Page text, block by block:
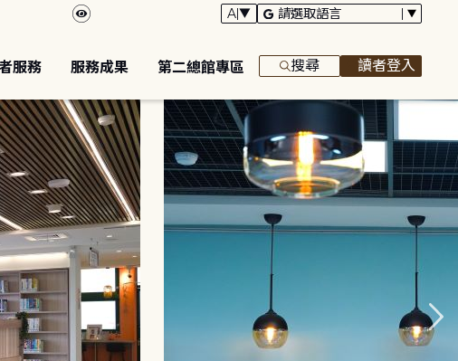
服務 服務成果 第二總館專區 搜尋 讀者登入